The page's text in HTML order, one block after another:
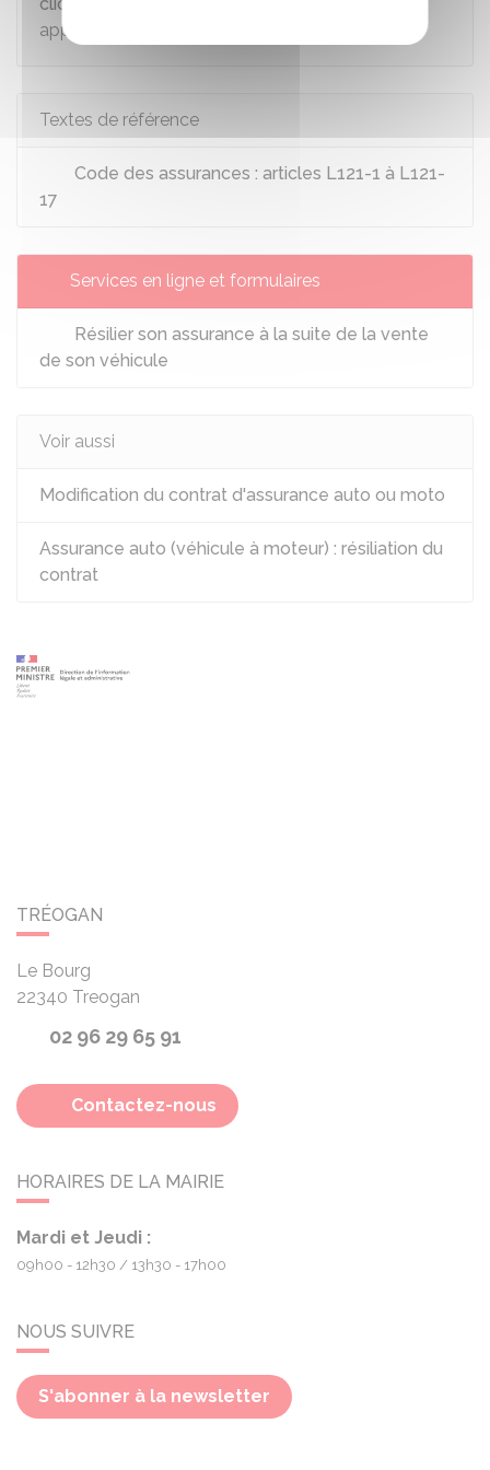
application.
Textes de référence
Code des assurances : articles L121-1 à L121-
17
Services en ligne et formulaires
Résilier son assurance à la suite de la vente
de son véhicule
Voir aussi
Modification du contrat d'assurance auto ou moto
Assurance auto (véhicule à moteur) : résiliation du
contrat
TRÉOGAN
Le Bourg
22340 Treogan
02 96 29 65 91
Contactez-nous
HORAIRES DE LA MAIRIE
Mardi et Jeudi :
09h00 - 12h30 13h30 - 17h00
NOUS SUIVRE
S'abonner à la newsletter